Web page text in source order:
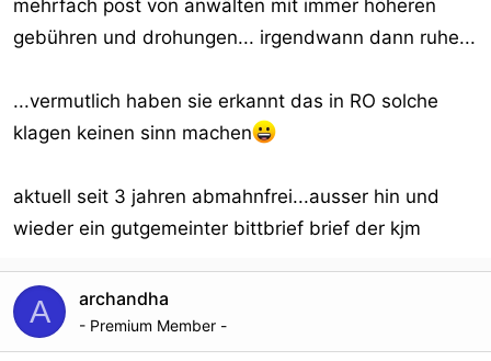
mehrfach post von anwälten mit immer höheren
gebühren und drohungen... irgendwann dann ruhe...
...vermutlich haben sie erkannt das in RO solche
klagen keinen sinn machen
aktuell seit 3 jahren abmahnfrei...ausser hin und
wieder ein gutgemeinter bittbrief brief der kjm
A archandha
- Premium Member -